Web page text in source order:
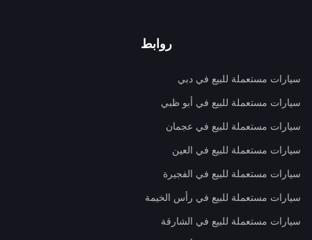
روابط
سيارات مستعملة للبيع في دبي
سيارات مستعملة للبيع في أبو ظبي
سيارات مستعملة للبيع في عجمان
سيارات مستعملة للبيع في العين
سيارات مستعملة للبيع في الفجيرة
سيارات مستعملة للبيع في رأس الخيمة
سيارات مستعملة للبيع في الشارقة